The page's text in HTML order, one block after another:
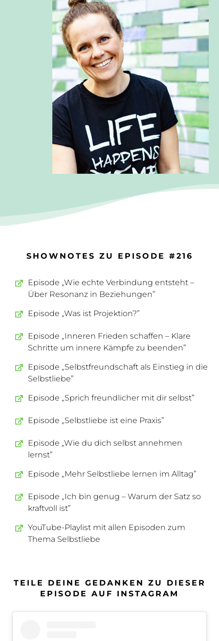
SHOWNOTES ZU EPISODE #216
Episode „Wie echte Verbindung entsteht –
Über Resonanz in Beziehungen”
Episode „Was ist Projektion?”
Episode „Inneren Frieden schaffen – Klare
Schritte um innere Kämpfe zu beenden”
Episode „Selbstfreundschaft als Einstieg in die
Selbstliebe”
Episode „Sprich freundlicher mit dir selbst”
Episode „Selbstliebe ist eine Praxis”
Episode „Wie du dich selbst annehmen
lernst”
Episode „Mehr Selbstliebe lernen im Alltag”
Episode „Ich bin genug – Warum der Satz so
kraftvoll ist”
YouTube-Playlist mit allen Episoden zum
Thema Selbstliebe
TEILE DEINE GEDANKEN ZU DIESER
EPISODE AUF INSTAGRAM